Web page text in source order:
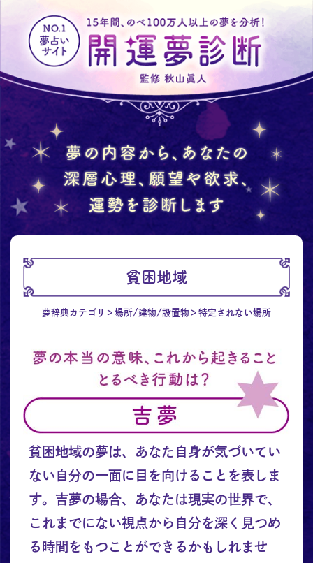
貧困地域
夢辞典カテゴリ 場所/建物/設置物 特定されない場所
貧困地域の夢は、あなた自身が気づいてい
ない自分の一面に目を向けることを表しま
す。吉夢の場合、あなたは現実の世界で、
これまでにない視点から自分を深く見つめ
る時間をもつことができるかもしれませ